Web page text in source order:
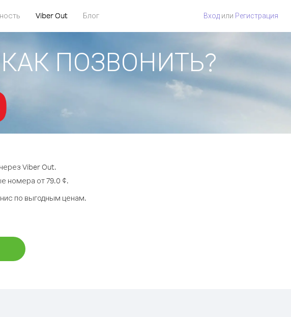
Viber Out Блог Вход или Регистрация
КАК ПОЗВОНИТЬ?
Viber Out.
номера от 79.0 ¢.
по выгодным ценам.